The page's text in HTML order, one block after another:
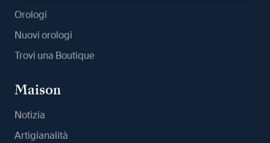
Orologi
Nuovi orologi
Trovi una Boutique
Maison
Notizia
Artigianalità